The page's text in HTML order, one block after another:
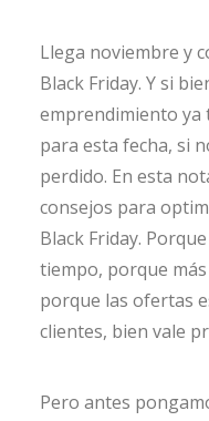
Llega noviembre y
Black Friday. Y si
emprendimiento ya
para esta fecha, si
perdido. En esta
consejos para
Black Friday.
tiempo, porque
porque las ofertas
clientes, bien vale
Pero antes